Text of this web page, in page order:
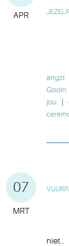
APR
angst
Godin
jou
07
MRT
niet…